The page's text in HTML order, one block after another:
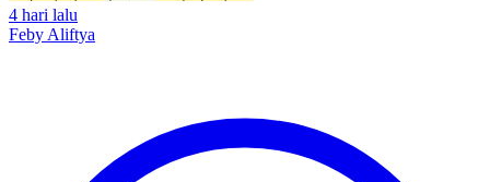
4 hari lalu
Feby Aliftya